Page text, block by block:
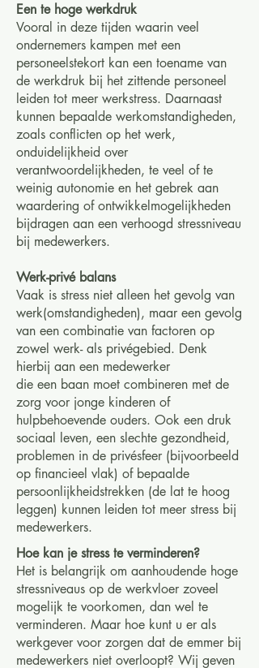
Een te hoge werkdruk
Vooral in deze tijden waarin veel
ondernemers kampen met een
personeelstekort kan een toename van
de werkdruk bij het zittende personeel
leiden tot meer werkstress. Daarnaast
kunnen bepaalde werkomstandigheden,
zoals conflicten op het werk,
onduidelijkheid over
verantwoordelijkheden, te veel of te
weinig autonomie en het gebrek aan
waardering of ontwikkelmogelijkheden
bijdragen aan een verhoogd stressniveau
bij medewerkers.
Werk-privé balans
Vaak is stress niet alleen het gevolg van
werk(omstandigheden), maar een gevolg
van een combinatie van factoren op
zowel werk- als privégebied. Denk
hierbij aan een medewerker
die een baan moet combineren met de
zorg voor jonge kinderen of
hulpbehoevende ouders. Ook een druk
sociaal leven, een slechte gezondheid,
problemen in de privésfeer (bijvoorbeeld
op financieel vlak) of bepaalde
persoonlijkheidstrekken (de lat te hoog
leggen) kunnen leiden tot meer stress bij
medewerkers.
Hoe kan je stress te verminderen?
Het is belangrijk om aanhoudende hoge
stressniveaus op de werkvloer zoveel
mogelijk te voorkomen, dan wel te
verminderen. Maar hoe kunt u er als
werkgever voor zorgen dat de emmer bij
medewerkers niet overloopt? Wij geven